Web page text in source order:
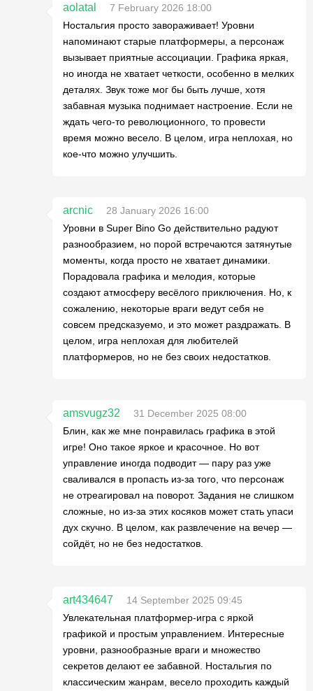
aolatal
7 February 2026 18:00
Ностальгия просто завораживает! Уровни
напоминают старые платформеры, а персонаж
вызывает приятные ассоциации. Графика яркая,
но иногда не хватает четкости, особенно в мелких
деталях. Звук тоже мог бы быть лучше, хотя
забавная музыка поднимает настроение. Если не
ждать чего-то революционного, то провести
время можно весело. В целом, игра неплохая, но
кое-что можно улучшить.
arcnic
28 January 2026 16:00
Уровни в Super Bino Go действительно радуют
разнообразием, но порой встречаются затянутые
моменты, когда просто не хватает динамики.
Порадовала графика и мелодия, которые
создают атмосферу весёлого приключения. Но, к
сожалению, некоторые враги ведут себя не
совсем предсказуемо, и это может раздражать. В
целом, игра неплохая для любителей
платформеров, но не без своих недостатков.
amsvugz32
31 December 2025 08:00
Блин, как же мне понравилась графика в этой
игре! Оно такое яркое и красочное. Но вот
управление иногда подводит — пару раз уже
сваливался в пропасть из-за того, что персонаж
не отреагировал на поворот. Задания не слишком
сложные, но из-за этих косяков может стать упаси
дух скучно. В целом, как развлечение на вечер —
сойдёт, но не без недостатков.
art434647
14 September 2025 09:45
Увлекательная платформер-игра с яркой
графикой и простым управлением. Интересные
уровни, разнообразные враги и множество
секретов делают ее забавной. Ностальгия по
классическим жанрам, весело проходить каждый